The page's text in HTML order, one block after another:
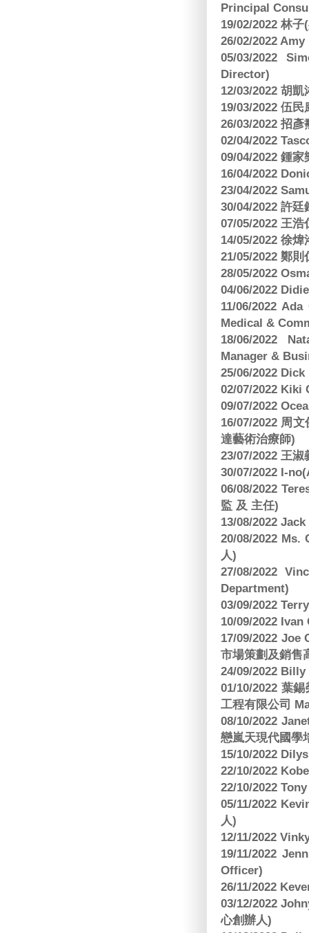
Principal
19/02/2022 林
26/02/2022
05/03/2022
Director)
12/03/2022 胡
19/03/2022 伍
26/03/2022 招
02/04/2022
09/04/2022 鍾
16/04/2022
23/04/2022
30/04/2022 許
07/05/2022 王
14/05/2022 徐
21/05/2022 鄭
28/05/2022
04/06/2022
11/06/2022
Medical &
18/06/2022
Manager &
25/06/2022
02/07/2022 Kiki
09/07/2022
16/07/2022 周
達藝術治療師)
23/07/2022 王
30/07/2022 I-
06/08/2022
監 及 主任)
13/08/2022
20/08/2022
人)
27/08/2022
Department)
03/09/2022
10/09/2022
17/09/2022
市場策劃及銷售
24/09/2022
01/10/2022 葉
工程有限公司
08/10/2022
戀嵐天現代國學
15/10/2022
22/10/2022
22/10/2022
05/11/2022
人)
12/11/2022
19/11/2022
Officer)
26/11/2022
03/12/2022
心創辦人)